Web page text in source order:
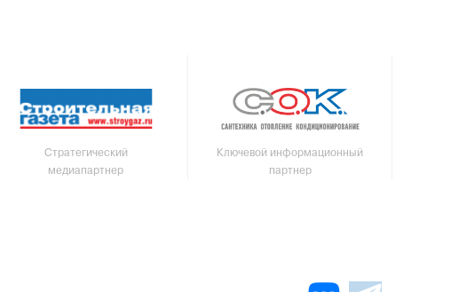
Стратегический
медиапартнер
Ключевой информационный
партнер